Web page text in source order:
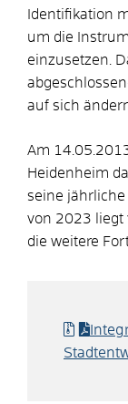
Identifikation
um die
einzusetzen.
auf sich
Am
Heidenheim
seine jährliche
von 2023 liegt
die weitere